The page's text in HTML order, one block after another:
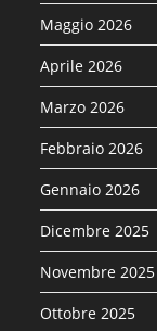
Maggio 2026
Aprile 2026
Marzo 2026
Febbraio 2026
Gennaio 2026
Dicembre 2025
Novembre 2025
Ottobre 2025